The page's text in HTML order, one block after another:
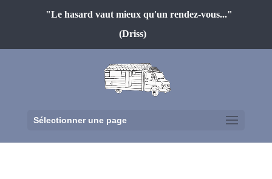
"Le hasard vaut mieux qu'un rendez-vous..."
(Driss)
Sélectionner une page